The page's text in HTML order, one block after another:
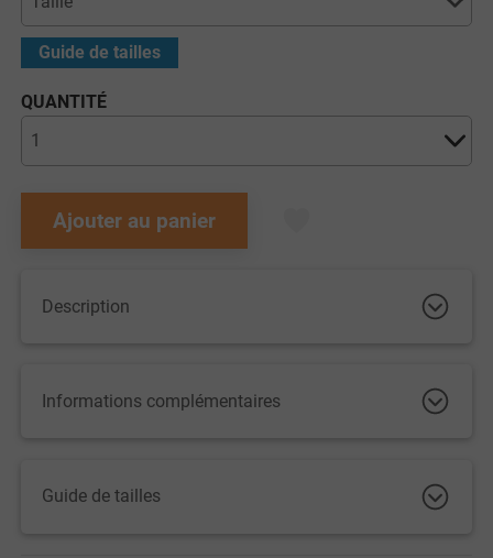
Guide de tailles
QUANTITÉ
Ajouter au panier
Description
Informations complémentaires
Guide de tailles